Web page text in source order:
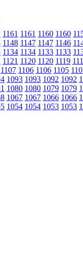
1161 1161 1160 1160
1148 1147 1147 1146
1134 1134 1133 1133
1121 1120 1120 1119
1107 1106 1106 1105
1093 1093 1092 1092
1080 1080 1079 1079
1067 1067 1066 1066
1054 1054 1053 1053